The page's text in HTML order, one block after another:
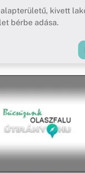
alapterületű, kivett
bérbe adása.